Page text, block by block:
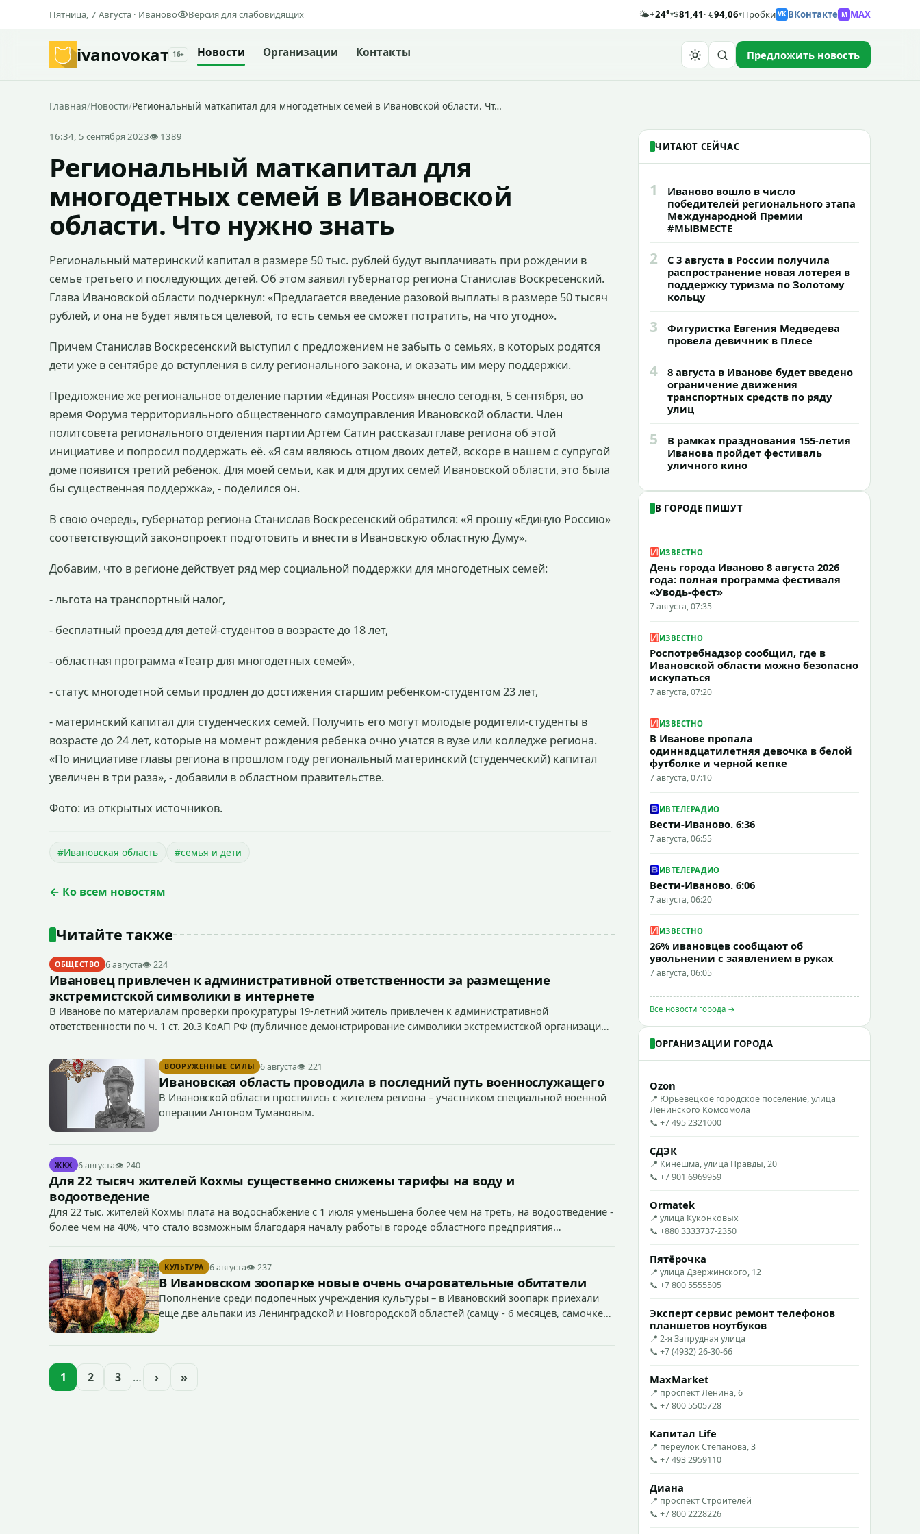
Пятница, 7 Августа · Иваново Версия для слабовидящих 🌤️+24°▾$81,41· €94,06▾Пробки VK ВКонтакте M MAX
ivanovoкат 16+ Новости Организации Контакты Предложить новость
Главная/Новости/Региональный маткапитал для многодетных семей в Ивановской области. Чт…
16:34, 5 сентября 2023👁 1389
Региональный маткапитал для
многодетных семей в Ивановской
области. Что нужно знать
Региональный материнский капитал в размере 50 тыс. рублей будут выплачивать при рождении в
семье третьего и последующих детей. Об этом заявил губернатор региона Станислав Воскресенский.
Глава Ивановской области подчеркнул: «Предлагается введение разовой выплаты в размере 50 тысяч
рублей, и она не будет являться целевой, то есть семья ее сможет потратить, на что угодно».
Причем Станислав Воскресенский выступил с предложением не забыть о семьях, в которых родятся
дети уже в сентябре до вступления в силу регионального закона, и оказать им меру поддержки.
Предложение же региональное отделение партии «Единая Россия» внесло сегодня, 5 сентября, во
время Форума территориального общественного самоуправления Ивановской области. Член
политсовета регионального отделения партии Артём Сатин рассказал главе региона об этой
инициативе и попросил поддержать её. «Я сам являюсь отцом двоих детей, вскоре в нашем с супругой
доме появится третий ребёнок. Для моей семьи, как и для других семей Ивановской области, это была
бы существенная поддержка», - поделился он.
В свою очередь, губернатор региона Станислав Воскресенский обратился: «Я прошу «Единую Россию»
соответствующий законопроект подготовить и внести в Ивановскую областную Думу».
Добавим, что в регионе действует ряд мер социальной поддержки для многодетных семей:
- льгота на транспортный налог,
- бесплатный проезд для детей-студентов в возрасте до 18 лет,
- областная программа «Театр для многодетных семей»,
- статус многодетной семьи продлен до достижения старшим ребенком-студентом 23 лет,
- материнский капитал для студенческих семей. Получить его могут молодые родители-студенты в
возрасте до 24 лет, которые на момент рождения ребенка очно учатся в вузе или колледже региона.
«По инициативе главы региона в прошлом году региональный материнский (студенческий) капитал
увеличен в три раза», - добавили в областном правительстве.
Фото: из открытых источников.
#Ивановская область #семья и дети
← Ко всем новостям
Читайте также
ОБЩЕСТВО 6 августа👁 224
Ивановец привлечен к административной ответственности за размещение
экстремистской символики в интернете
В Иванове по материалам проверки прокуратуры 19-летний житель привлечен к административной
ответственности по ч. 1 ст. 20.3 КоАП РФ (публичное демонстрирование символики экстремистской организации,
символики в сети Интернет.
ВООРУЖЕННЫЕ СИЛЫ 6 августа👁 221
Ивановская область проводила в последний путь военнослужащего
В Ивановской области простились с жителем региона – участником специальной военной
операции Антоном Тумановым.
ЖКХ 6 августа👁 240
Для 22 тысяч жителей Кохмы существенно снижены тарифы на воду и
водоотведение
Для 22 тыс. жителей Кохмы плата на водоснабжение с 1 июля уменьшена более чем на треть, на водоотведение -
более чем на 40%, что стало возможным благодаря началу работы в городе областного предприятия
КУЛЬТУРА 6 августа👁 237
В Ивановском зоопарке новые очень очаровательные обитатели
Пополнение среди подопечных учреждения культуры – в Ивановский зоопарк приехали
еще две альпаки из Ленинградской и Новгородской областей (самцу - 6 месяцев, самочке
1 2 3 … › »
ЧИТАЮТ СЕЙЧАС
1
Иваново вошло в число
победителей регионального этапа
Международной Премии
#МЫВМЕСТЕ
2
С 3 августа в России получила
распространение новая лотерея в
поддержку туризма по Золотому
кольцу
3
Фигуристка Евгения Медведева
провела девичник в Плесе
4
8 августа в Иванове будет введено
ограничение движения
транспортных средств по ряду
улиц
5
В рамках празднования 155-летия
Иванова пройдет фестиваль
уличного кино
В ГОРОДЕ ПИШУТ
ИЗВЕСТНО
День города Иваново 8 августа 2026
года: полная программа фестиваля
«Уводь-фест»
7 августа, 07:35
ИЗВЕСТНО
Роспотребнадзор сообщил, где в
Ивановской области можно безопасно
искупаться
7 августа, 07:20
ИЗВЕСТНО
В Иванове пропала
одиннадцатилетняя девочка в белой
футболке и черной кепке
7 августа, 07:10
ИВТЕЛЕРАДИО
Вести-Иваново. 6:36
7 августа, 06:55
ИВТЕЛЕРАДИО
Вести-Иваново. 6:06
7 августа, 06:20
ИЗВЕСТНО
26% ивановцев сообщают об
увольнении с заявлением в руках
7 августа, 06:05
Все новости города →
ОРГАНИЗАЦИИ ГОРОДА
Ozon
📍 Юрьевецкое городское поселение, улица
Ленинского Комсомола
📞 +7 495 2321000
СДЭК
📍 Кинешма, улица Правды, 20
📞 +7 901 6969959
Ormatek
📍 улица Куконковых
📞 +880 3333737-2350
Пятёрочка
📍 улица Дзержинского, 12
📞 +7 800 5555505
Эксперт сервис ремонт телефонов
планшетов ноутбуков
📍 2-я Запрудная улица
📞 +7 (4932) 26-30-66
MaxMarket
📍 проспект Ленина, 6
📞 +7 800 5505728
Капитал Life
📍 переулок Степанова, 3
📞 +7 493 2959110
Диана
📍 проспект Строителей
📞 +7 800 2228226